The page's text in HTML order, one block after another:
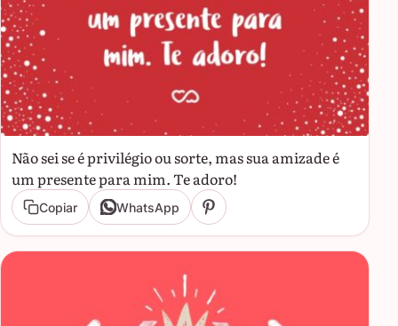
Não sei se é privilégio ou sorte, mas sua amizade é
um presente para mim. Te adoro!
Copiar WhatsApp